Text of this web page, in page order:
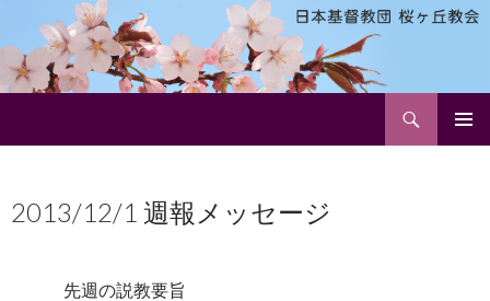
ン
2013/12/1 週報メッセージ
先週の説教要旨